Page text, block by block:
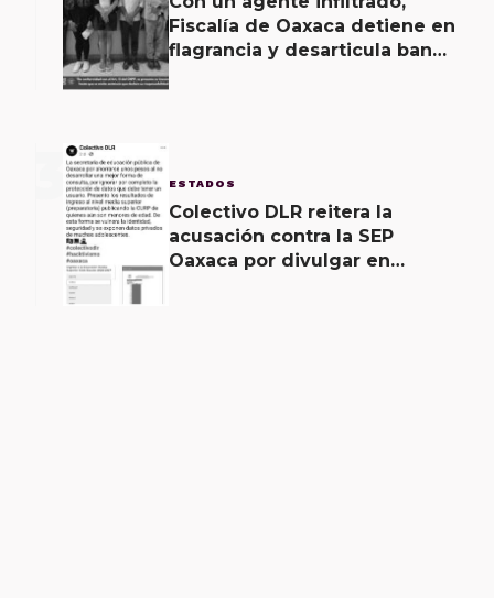
Fiscalía de Oaxaca detiene en
flagrancia y desarticula banda
3 ESTADOS
Colectivo DLR reitera la
acusación contra la SEP
Oaxaca por divulgar en